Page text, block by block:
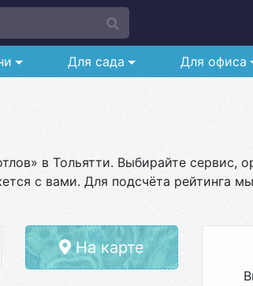
Для сада Для офиса
в Тольятти. Выбирайте сервис,
с вами. Для подсчёта рейтинга
На карте